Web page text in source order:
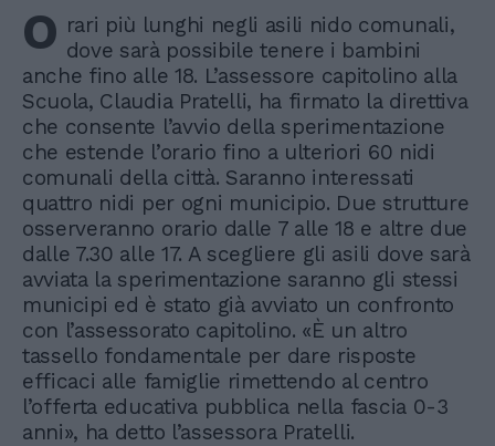
O rari più lunghi negli asili nido comunali,
dove sarà possibile tenere i bambini
anche fino alle 18. L’assessore capitolino alla
Scuola, Claudia Pratelli, ha firmato la direttiva
che consente l’avvio della sperimentazione
che estende l’orario fino a ulteriori 60 nidi
comunali della città. Saranno interessati
quattro nidi per ogni municipio. Due strutture
osserveranno orario dalle 7 alle 18 e altre due
dalle 7.30 alle 17. A scegliere gli asili dove sarà
avviata la sperimentazione saranno gli stessi
municipi ed è stato già avviato un confronto
con l’assessorato capitolino. «È un altro
tassello fondamentale per dare risposte
efficaci alle famiglie rimettendo al centro
l’offerta educativa pubblica nella fascia 0-3
anni», ha detto l’assessora Pratelli.